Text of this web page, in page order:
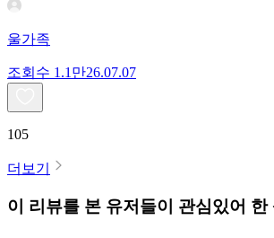
울가족
조회수 1.1만26.07.07
105
더보기
이 리뷰를 본 유저들이 관심있어 한